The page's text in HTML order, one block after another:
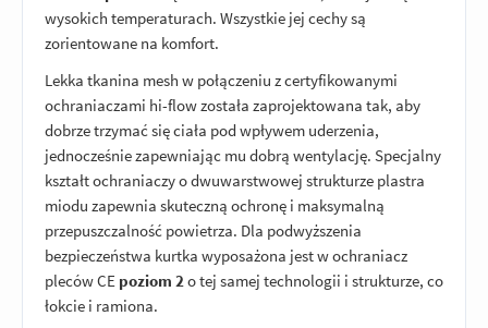
wysokich temperaturach. Wszystkie jej cechy są
zorientowane na komfort.
Lekka tkanina mesh w połączeniu z certyfikowanymi
ochraniaczami hi-flow została zaprojektowana tak, aby
dobrze trzymać się ciała pod wpływem uderzenia,
jednocześnie zapewniając mu dobrą wentylację. Specjalny
kształt ochraniaczy o dwuwarstwowej strukturze plastra
miodu zapewnia skuteczną ochronę i maksymalną
przepuszczalność powietrza. Dla podwyższenia
bezpieczeństwa kurtka wyposażona jest w ochraniacz
pleców CE poziom 2 o tej samej technologii i strukturze, co
łokcie i ramiona.